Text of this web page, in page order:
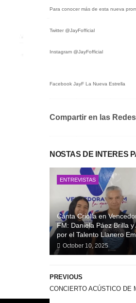
Para conocer más de esta nueva
Twitter @JayFofficial
Instagram @JayFofficial
Facebook JayF La Nueva Estrella
Compartir en las Redes
NOSTAS DE INTERES
ENTREVISTAS
Canta Criolla en
FM: Daniela Páez Brilla y
por el Talento Llanero
October 10, 2025
PREVIOUS
CONCIERTO ACÚSTICO DE